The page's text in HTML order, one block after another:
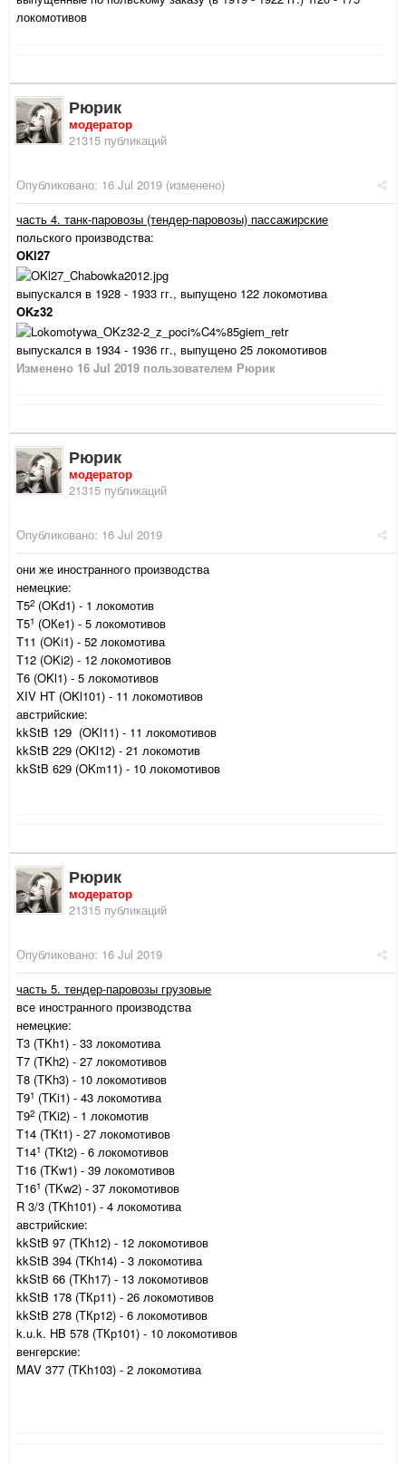
локомотивов
Рюрик
модератор
21315 публикаций
Опубликовано: 16 Jul 2019 (изменено)
часть 4. танк-паровозы (тендер-паровозы) пассажирские
польского производства:
OKl27
выпускался в 1928 - 1933 гг., выпущено 122 локомотива
OKz32
выпускался в 1934 - 1936 гг., выпущено 25 локомотивов
Изменено 16 Jul 2019 пользователем Рюрик
Рюрик
модератор
21315 публикаций
Опубликовано: 16 Jul 2019
они же иностранного производства
немецкие:
T52 (OKd1) - 1 локомотив
T51 (ОКе1) - 5 локомотивов
T11 (OKi1) - 52 локомотива
Т12 (OKi2) - 12 локомотивов
T6 (OKl1) - 5 локомотивов
XIV HT (OKl101) - 11 локомотивов
австрийские:
kkStB 129 (OKl11) - 11 локомотивов
kkStB 229 (OKl12) - 21 локомотив
kkStB 629 (OKm11) - 10 локомотивов
Рюрик
модератор
21315 публикаций
Опубликовано: 16 Jul 2019
часть 5. тендер-паровозы грузовые
все иностранного производства
немецкие:
Т3 (TKh1) - 33 локомотива
Т7 (TKh2) - 27 локомотивов
Т8 (TKh3) - 10 локомотивов
T91 (TKi1) - 43 локомотива
T92 (TKi2) - 1 локомотив
Т14 (TKt1) - 27 локомотивов
T141 (TKt2) - 6 локомотивов
Т16 (TKw1) - 39 локомотивов
T161 (TKw2) - 37 локомотивов
R 3/3 (TKh101) - 4 локомотива
австрийские:
kkStB 97 (TKh12) - 12 локомотивов
kkStB 394 (TKh14) - 3 локомотива
kkStB 66 (TKh17) - 13 локомотивов
kkStB 178 (ТКр11) - 26 локомотивов
kkStB 278 (ТКр12) - 6 локомотивов
k.u.k. HB 578 (ТКр101) - 10 локомотивов
венгерские:
MAV 377 (TKh103) - 2 локомотива